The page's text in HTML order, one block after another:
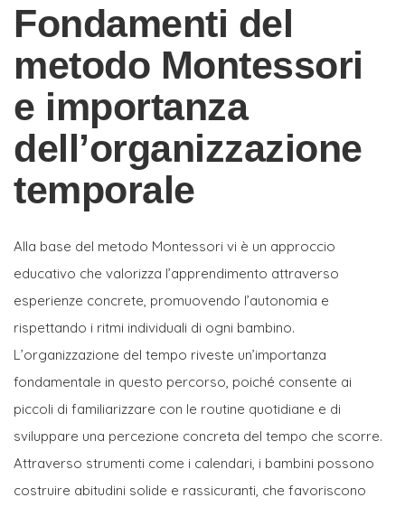
Fondamenti del
metodo Montessori
e importanza
dell’organizzazione
temporale
Alla base del metodo Montessori vi è un approccio
educativo che valorizza l’apprendimento attraverso
esperienze concrete, promuovendo l’autonomia e
rispettando i ritmi individuali di ogni bambino.
L’organizzazione del tempo riveste un’importanza
fondamentale in questo percorso, poiché consente ai
piccoli di familiarizzare con le routine quotidiane e di
sviluppare una percezione concreta del tempo che scorre.
Attraverso strumenti come i calendari, i bambini possono
costruire abitudini solide e rassicuranti, che favoriscono